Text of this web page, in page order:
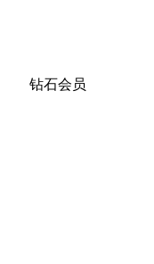
钻石会员